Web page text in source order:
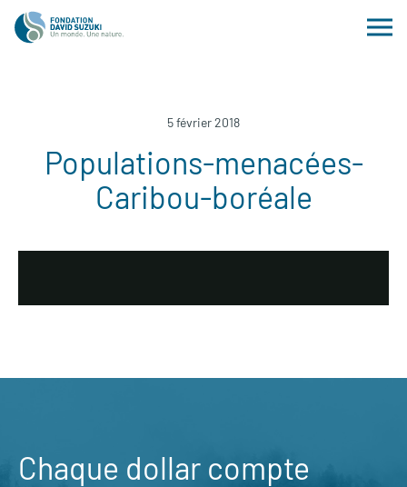
5 février 2018
Populations-menacées-
Caribou-boréale
Chaque dollar compte